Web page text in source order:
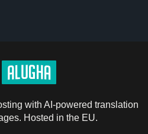
with AI-powered translation
Hosted in the EU.